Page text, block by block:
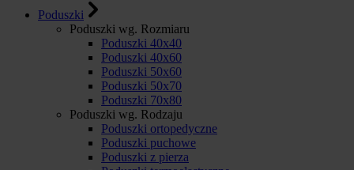
Poduszki
Poduszki wg. Rozmiaru
Poduszki 40x40
Poduszki 40x60
Poduszki 50x60
Poduszki 50x70
Poduszki 70x80
Poduszki wg. Rodzaju
Poduszki ortopedyczne
Poduszki puchowe
Poduszki z pierza